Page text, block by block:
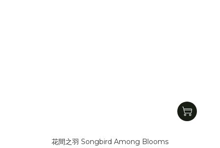
花間之羽 Songbird Among Blooms